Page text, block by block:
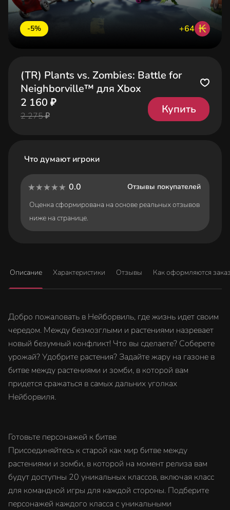
-5% +64 ₭
(TR) Plants vs. Zombies: Battle for
Neighborville™ для Xbox
2 160 ₽
2 275 ₽
Купить
Что думают игроки
0.0
Отзывы покупателей
Оценка сформирована на основе реальных отзывов
ниже на странице.
Описание Характеристики Отзывы Как оформляются
Добро пожаловать в Нейборвиль, где жизнь идет своим
чередом. Между безмозглыми и растениями назревает
новый безумный конфликт! Что вы сделаете? Соберете
урожай? Удобрите растения? Задайте жару на газоне в
битве между растениями и зомби, в которой вам
придется сражаться в самых дальних уголках
Нейборвиля.
Готовьте персонажей к битве
Присоединяйтесь к старой как мир битве между
растениями и зомби, в которой на момент релиза вам
будут доступны 20 уникальных классов, включая класс
для командной игры для каждой стороны. Подберите
персонажей каждого класса с уникальными